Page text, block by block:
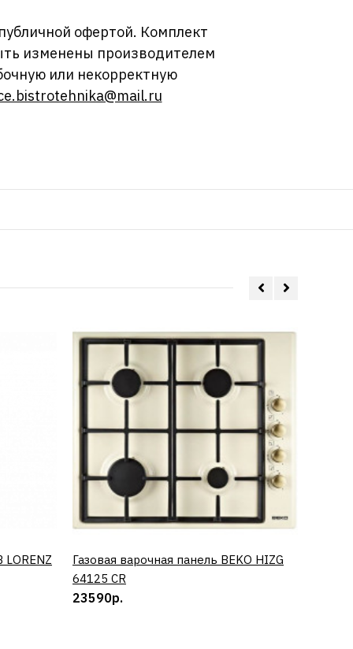
офертой. Комплект
изменены производителем
или некорректную
КУПИТЬ
Газовая варочная панель BEKO HIZG
64125 CR
23590р.